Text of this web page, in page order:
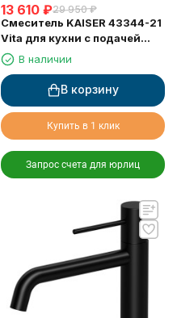
13 610 ₽29 950 ₽
Смеситель KAISER 43344-21
Vita для кухни с подачей
фильтрованной воды
В наличии
В корзину
Купить в 1 клик
Запрос счета для юрлиц